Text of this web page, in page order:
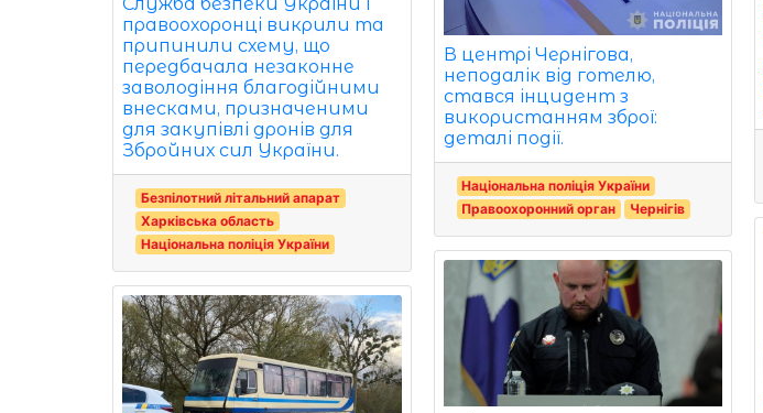
правоохоронці викрили та
припинили схему, що
передбачала незаконне
заволодіння благодійними
внесками, призначеними
для закупівлі дронів для
Збройних сил України.
Безпілотний літальний апарат
Харківська область
Національна поліція України
В центрі Чернігова,
неподалік від готелю,
стався інцидент з
використанням зброї:
деталі події.
Національна поліція України
Правоохоронний орган
Чернігів